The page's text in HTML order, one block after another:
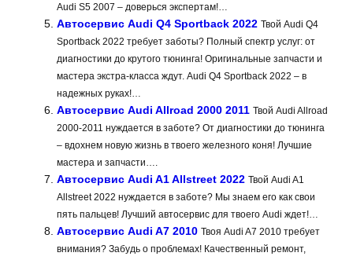
Audi S5 2007 – доверься экспертам!…
Автосервис Audi Q4 Sportback 2022 Твой Audi Q4
Sportback 2022 требует заботы? Полный спектр услуг: от
диагностики до крутого тюнинга! Оригинальные запчасти и
мастера экстра-класса ждут. Audi Q4 Sportback 2022 – в
надежных руках!…
Автосервис Audi Allroad 2000 2011 Твой Audi Allroad
2000-2011 нуждается в заботе? От диагностики до тюнинга
– вдохнем новую жизнь в твоего железного коня! Лучшие
мастера и запчасти….
Автосервис Audi A1 Allstreet 2022 Твой Audi A1
Allstreet 2022 нуждается в заботе? Мы знаем его как свои
пять пальцев! Лучший автосервис для твоего Audi ждет!…
Автосервис Audi A7 2010 Твоя Audi A7 2010 требует
внимания? Забудь о проблемах! Качественный ремонт,